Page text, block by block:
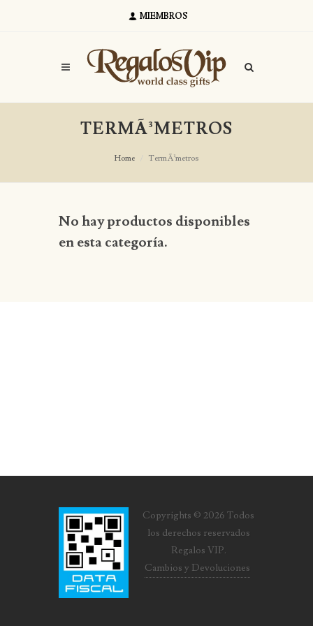
MIEMBROS
TERMÃ³METROS
Home TermÃ³metros
No hay productos disponibles
en esta categoría.
Copyrights © 2026 Todos
los derechos reservados
Regalos VIP.
Cambios y Devoluciones